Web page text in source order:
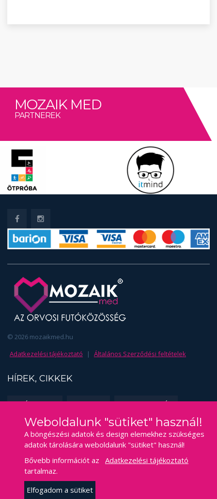
MOZAIK MED
PARTNEREK
© 2026 mozaikmed.hu
Adatkezelési tájékoztató
| Általános Szerződési feltételek
HÍREK, CIKKEK
EDZÉSSZAKMA FUSS TE IS! SPORTORVOSLÁS
KAPCSOLAT
Weboldalunk "sütiket" használ!
A böngészési adatok és design elemekhez szükséges
adatok tárolására weboldalunk "sütiket" használ!
Bővebb információt az Adatkezelési tájékoztató
tartalmaz.
Elfogadom a sütiket